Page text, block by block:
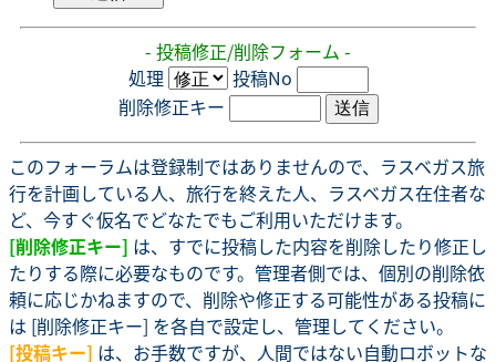
- 投稿修正/削除フォーム -
処理
投稿No
削除修正キー
このフォーラムは登録制ではありませんので、ラスベガス旅
行を計画している人、旅行を終えた人、ラスベガス在住者な
ど、今すぐ仮名でどなたでもご利用いただけます。
[削除修正キー] は、すでに投稿した内容を削除したり修正し
たりする際に必要なものです。管理者側では、個別の削除依
頼に応じかねますので、削除や修正する可能性がある投稿に
は [削除修正キー] を各自で設定し、管理してください。
[投稿キー] は、お手数ですが、人間ではない自動ロボットな